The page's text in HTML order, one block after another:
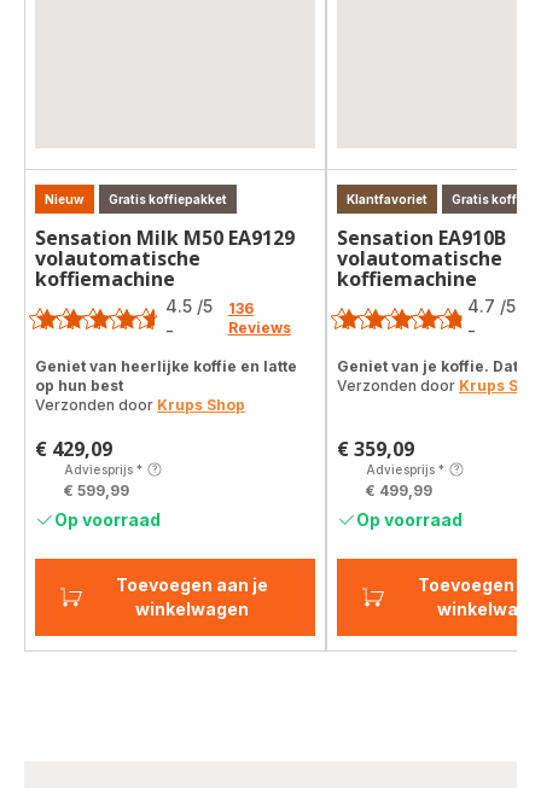
Toevoegen aan je
winkelwagen
Nieuw Gratis koffiepakket
Sensation Milk M50 EA9129
volautomatische
koffiemachine
Score
4.5 /5
-
136
Reviews
Geniet van heerlijke koffie en latte
op hun best
Verzonden door Krups Shop
Prijs
€ 429,09
Adviesprijs*
€ 599,99
Op voorraad
Toevoegen
Klantfavoriet Gratis
Sensation EA910B
volautomatische
koffiemachine
Score
4.7 /5
-
Geniet van je koffie. Dat is
Verzonden door Krups
Prijs
€ 359,09
Adviesprijs*
€ 499,99
Op voorraad